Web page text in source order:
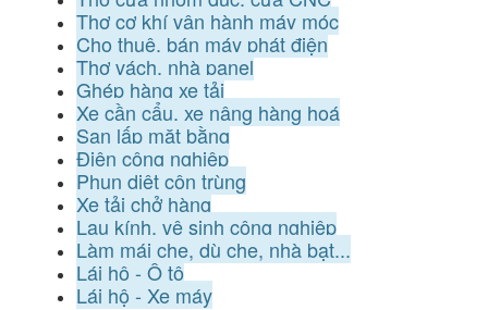
Thợ cơ khí vận hành máy móc
Cho thuê, bán máy phát điện
Thợ vách, nhà panel
Ghép hàng xe tải
Xe cần cẩu, xe nâng hàng hoá
San lấp mặt bằng
Điện công nghiệp
Phun diệt côn trùng
Xe tải chở hàng
Lau kính, vệ sinh công nghiệp
Làm mái che, dù che, nhà bạt...
Lái hộ - Ô tô
Lái hộ - Xe máy